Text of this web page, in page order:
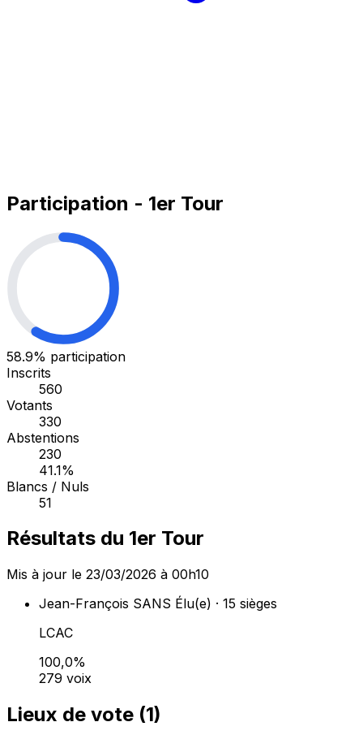
Participation - 1er Tour
58.9% participation
Inscrits
560
Votants
330
Abstentions
230
41.1%
Blancs / Nuls
51
Résultats du 1er Tour
Mis à jour le 23/03/2026 à 00h10
Jean-François SANS Élu(e) · 15 sièges
LCAC
100,0%
279 voix
Lieux de vote (1)